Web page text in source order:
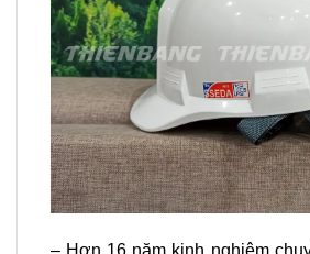
– Hơn 16 năm kinh nghiệm